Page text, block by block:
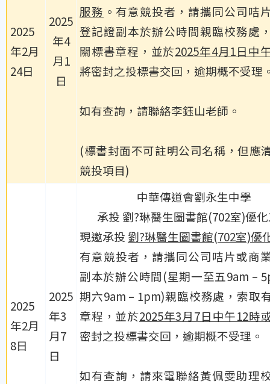
2025
年2月
24日
2025
年4
月1
日
服務 。有意競投者，請攜同公司咭
登記證副本於辦公時間親臨校務處
關標書章程，並於2025年4月1日中
將密封之投標書交回，逾期概不受理
如有查詢，請聯絡李鈺山老師。
(標書封面不可註明公司名稱，但應
競投項目)
2025
年2月
8日
2025
年3
月7
日
中華傳道會劉永生中學
承投 劉?琳醫生圖書館(702室)優
現邀承投 劉?琳醫生圖書館(702室)優
有意競投者，請攜同公司咭片或商
副本於辦公時間(星期一至五9am –
期六9am – 1pm)親臨校務處，索取
章程，並於2025年3月7日中午12時
密封之投標書交回，逾期概不受理。
如有查詢，請來電聯絡黃佩雯助理